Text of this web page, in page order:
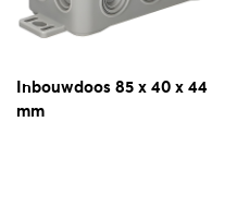
Inbouwdoos 85 x 40 x 44
mm